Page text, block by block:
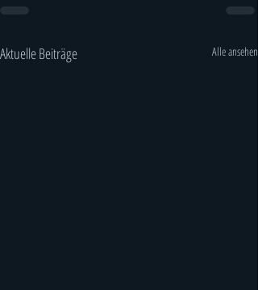
Aktuelle Beiträge Alle ansehen